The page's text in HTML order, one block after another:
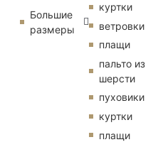
Большие
размеры
куртки
ветровки
плащи
пальто из
шерсти
пуховики
куртки
плащи